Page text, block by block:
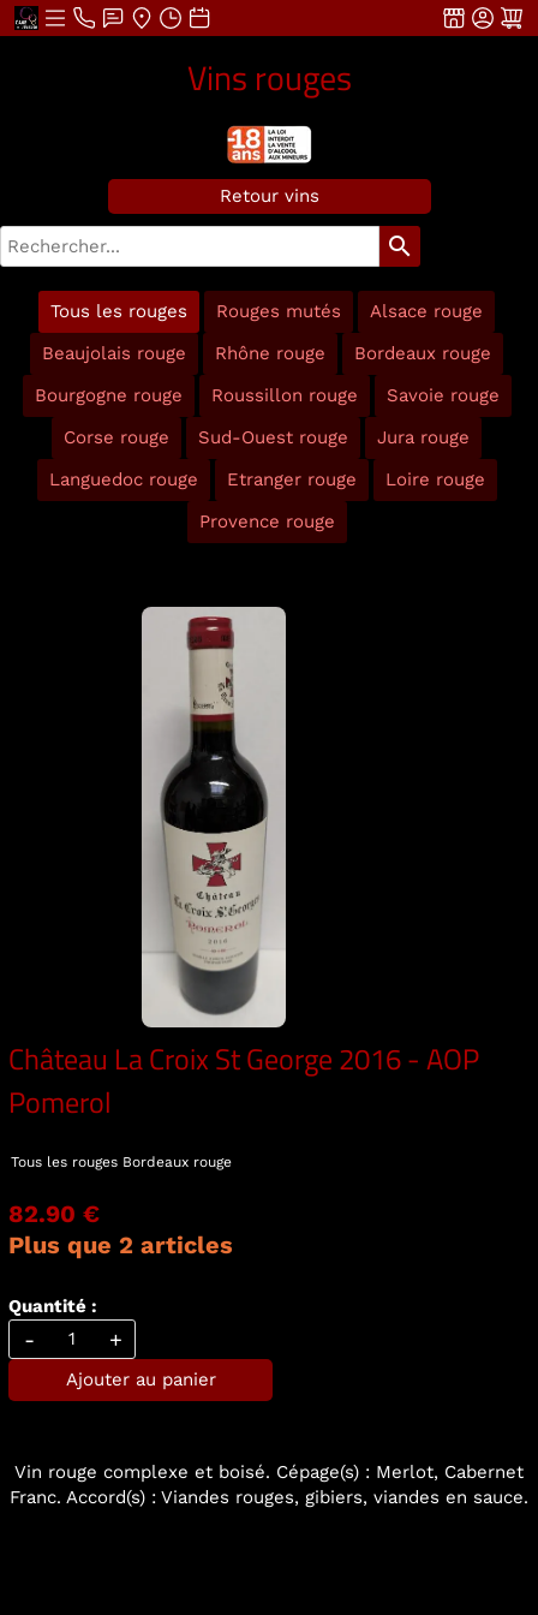
Vins rouges
Retour vins
search
Tous les rouges Rouges mutés
Alsace rouge
Beaujolais rouge
Rhône rouge
Bordeaux rouge
Bourgogne rouge
Roussillon rouge
Savoie rouge
Corse rouge
Sud-Ouest rouge
Jura rouge
Languedoc rouge
Etranger rouge
Loire rouge
Provence rouge
Château La Croix St George 2016 - AOP
Pomerol
Tous les rouges Bordeaux rouge
82.90 €
Plus que 2 articles
Quantité :
- +
Ajouter au panier
Vin rouge complexe et boisé. Cépage(s) : Merlot, Cabernet
Franc. Accord(s) : Viandes rouges, gibiers, viandes en sauce.